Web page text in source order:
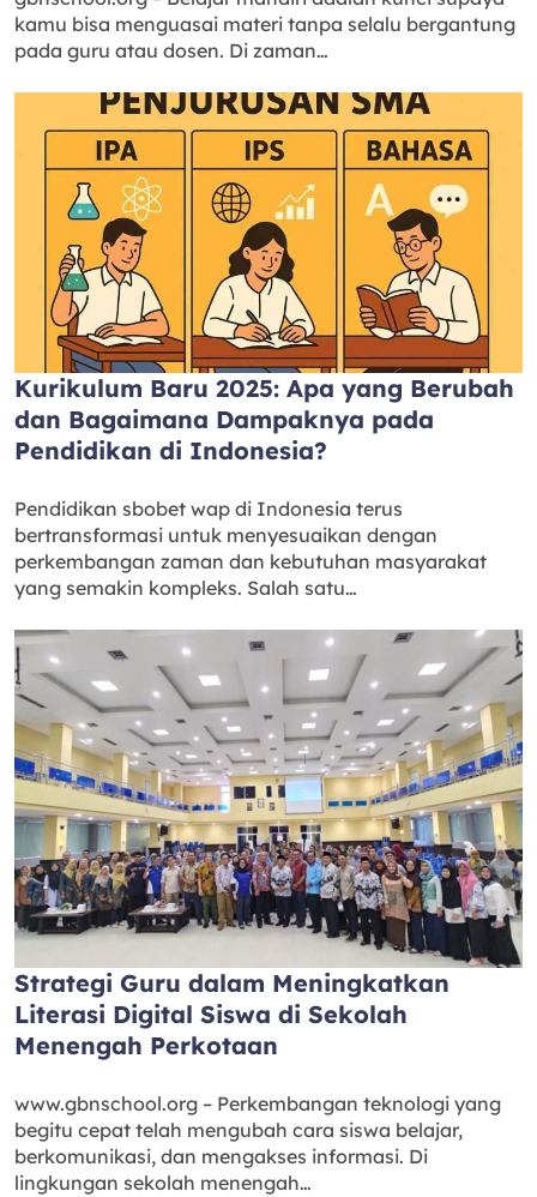
kamu bisa menguasai materi tanpa selalu bergantung
pada guru atau dosen. Di zaman…
Kurikulum Baru 2025: Apa yang Berubah
dan Bagaimana Dampaknya pada
Pendidikan di Indonesia?
Pendidikan sbobet wap di Indonesia terus
bertransformasi untuk menyesuaikan dengan
perkembangan zaman dan kebutuhan masyarakat
yang semakin kompleks. Salah satu…
Strategi Guru dalam Meningkatkan
Literasi Digital Siswa di Sekolah
Menengah Perkotaan
www.gbnschool.org – Perkembangan teknologi yang
begitu cepat telah mengubah cara siswa belajar,
berkomunikasi, dan mengakses informasi. Di
lingkungan sekolah menengah…